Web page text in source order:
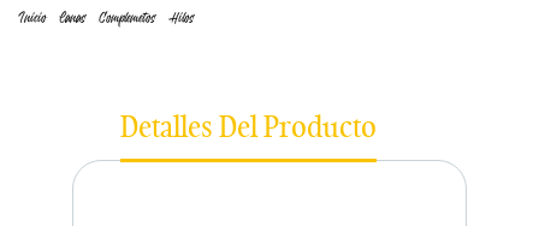
Inicio Lanas Complemetos Hilos
Detalles Del Producto